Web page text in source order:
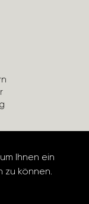
Ihnen ein
können.